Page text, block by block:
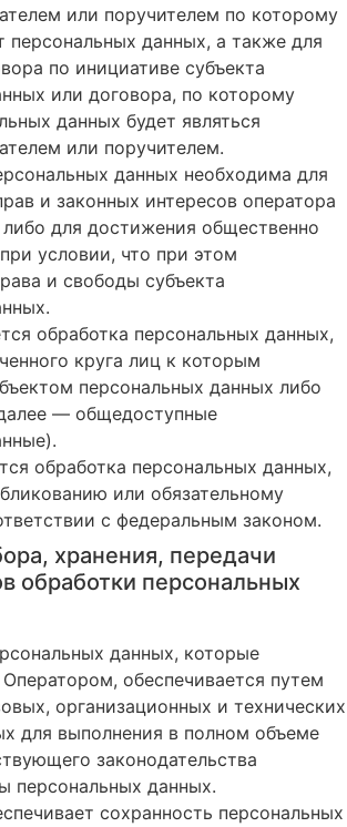
или поручителем по которому
персональных данных, а также для
по инициативе субъекта
или договора, по которому
данных будет являться
или поручителем.
данных необходима для
и законных интересов оператора
для достижения общественно
условии, что при этом
и свободы субъекта
обработка персональных данных,
круга лиц к которым
персональных данных либо
— общедоступные
обработка персональных данных,
или обязательному
с федеральным законом.
хранения, передачи
обработки персональных
данных, которые
обеспечивается путем
организационных и технических
для выполнения в полном объеме
законодательства
персональных данных.
сохранность персональных